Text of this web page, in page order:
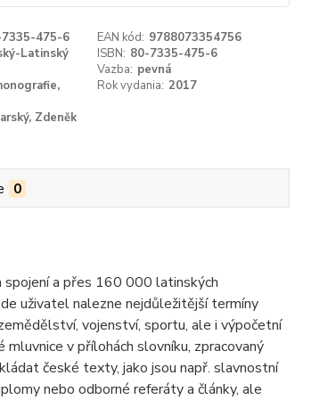
475-6 EAN kód: 9788073354756
Latinský ISBN: 80-7335-475-6
Vazba: pevná
Rok vydania: 2017
Zdeněk
0
spojení a přes 160 000 latinských
uživatel nalezne nejdůležitější termíny
vojenství, sportu, ale i výpočetní
v přílohách slovníku, zpracovaný
české texty, jako jsou např. slavnostní
nebo odborné referáty a články, ale